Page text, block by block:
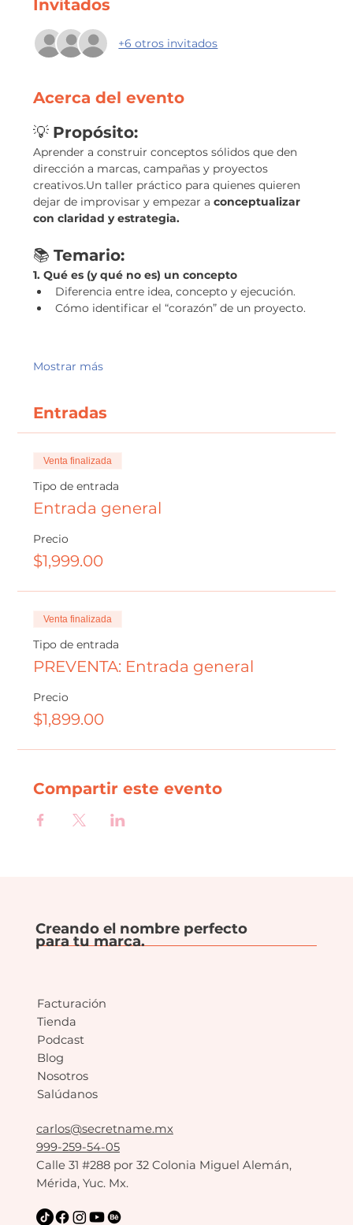
Invitados
+6 otros invitados
Acerca del evento
💡 Propósito:
Aprender a construir conceptos sólidos que den
dirección a marcas, campañas y proyectos
creativos.Un taller práctico para quienes quieren
dejar de improvisar y empezar a conceptualizar
con claridad y estrategia.
📚 Temario:
1. Qué es (y qué no es) un concepto
Diferencia entre idea, concepto y ejecución.
Cómo identificar el “corazón” de un proyecto.
Mostrar más
Entradas
Venta finalizada
Tipo de entrada
Entrada general
Precio
$1,999.00
Venta finalizada
Tipo de entrada
PREVENTA: Entrada general
Precio
$1,899.00
Compartir este evento
Creando el nombre perfecto
para tu marca.
carlos@secretname.mx
999-259-54-05
Calle 31 #288 por 32 Colonia Miguel Alemán,
Mérida, Yuc. Mx.
Facturación
Tienda
Podcast
Blog
Nosotros
Salúdanos